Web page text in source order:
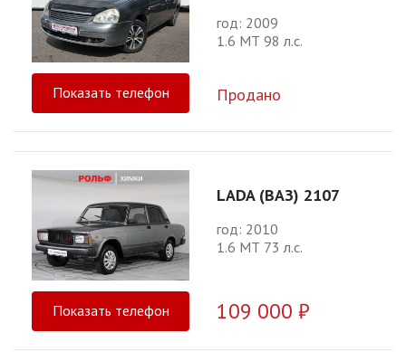
год: 2009
1.6 МТ 98 л.с.
Показать телефон Продано
LADA (ВАЗ) 2107
год: 2010
1.6 МТ 73 л.с.
Показать телефон 109 000 ₽